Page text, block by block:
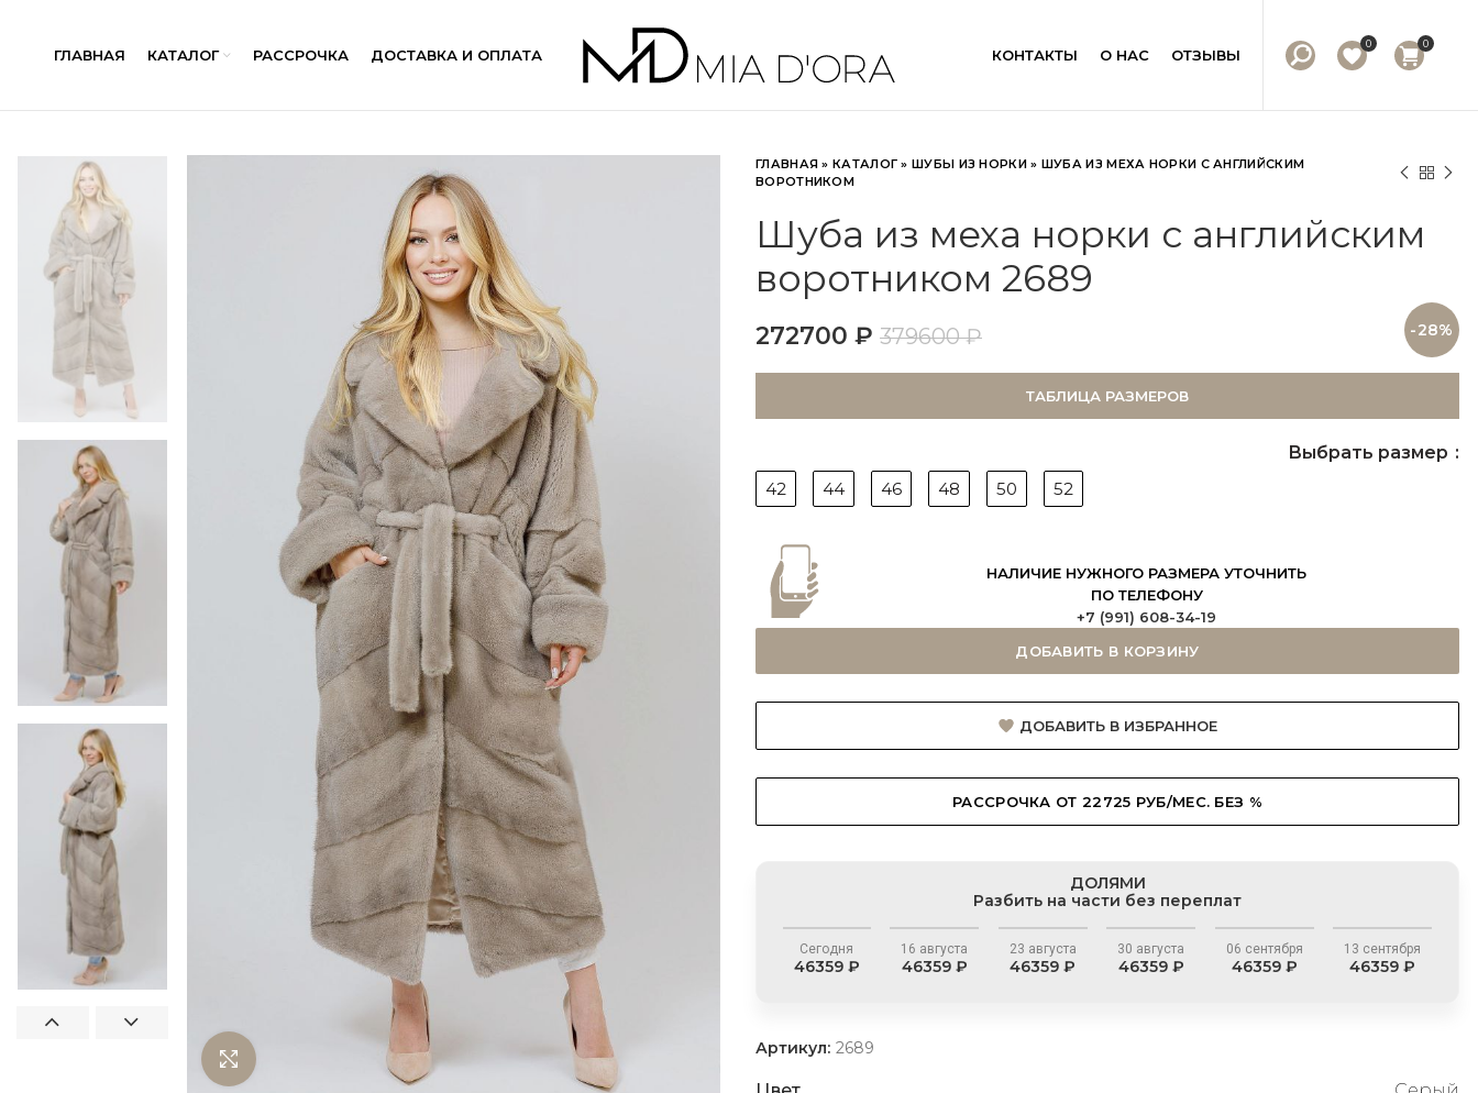
ГЛАВНАЯ КАТАЛОГ РАССРОЧКА ДОСТАВКА И ОПЛАТА КОНТАКТЫ О НАС ОТЗЫВЫ
0 0
Нажмите чтобы увеличить
ГЛАВНАЯ »КАТАЛОГ »ШУБЫ ИЗ НОРКИ» ШУБА ИЗ МЕХА НОРКИ С АНГЛИЙСКИМ
ВОРОТНИКОМ
Шуба из меха норки с английским
воротником 2689
272700 ₽ 379600₽ -28%
ТАБЛИЦА РАЗМЕРОВ
Выбрать размер
42
44 46 48 50 52
НАЛИЧИЕ НУЖНОГО РАЗМЕРА УТОЧНИТЬ
ПО ТЕЛЕФОНУ
+7 (991) 608-34-19
ДОБАВИТЬ В КОРЗИНУ
ДОБАВИТЬ В ИЗБРАННОЕ
РАССРОЧКА ОТ 22725 РУБ/МЕС. БЕЗ %
ДОЛЯМИ
Разбить на части без переплат
Сегодня
46359 ₽
16 августа
46359 ₽
23 августа
46359 ₽
30 августа
46359 ₽
06 сентября
46359 ₽
13 сентября
46359 ₽
Артикул: 2689